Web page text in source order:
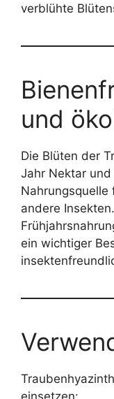
verblühte
und
Die Blüten der
Jahr Nektar
Nahrungsquelle
andere
ein wichtiger
einsetzen: